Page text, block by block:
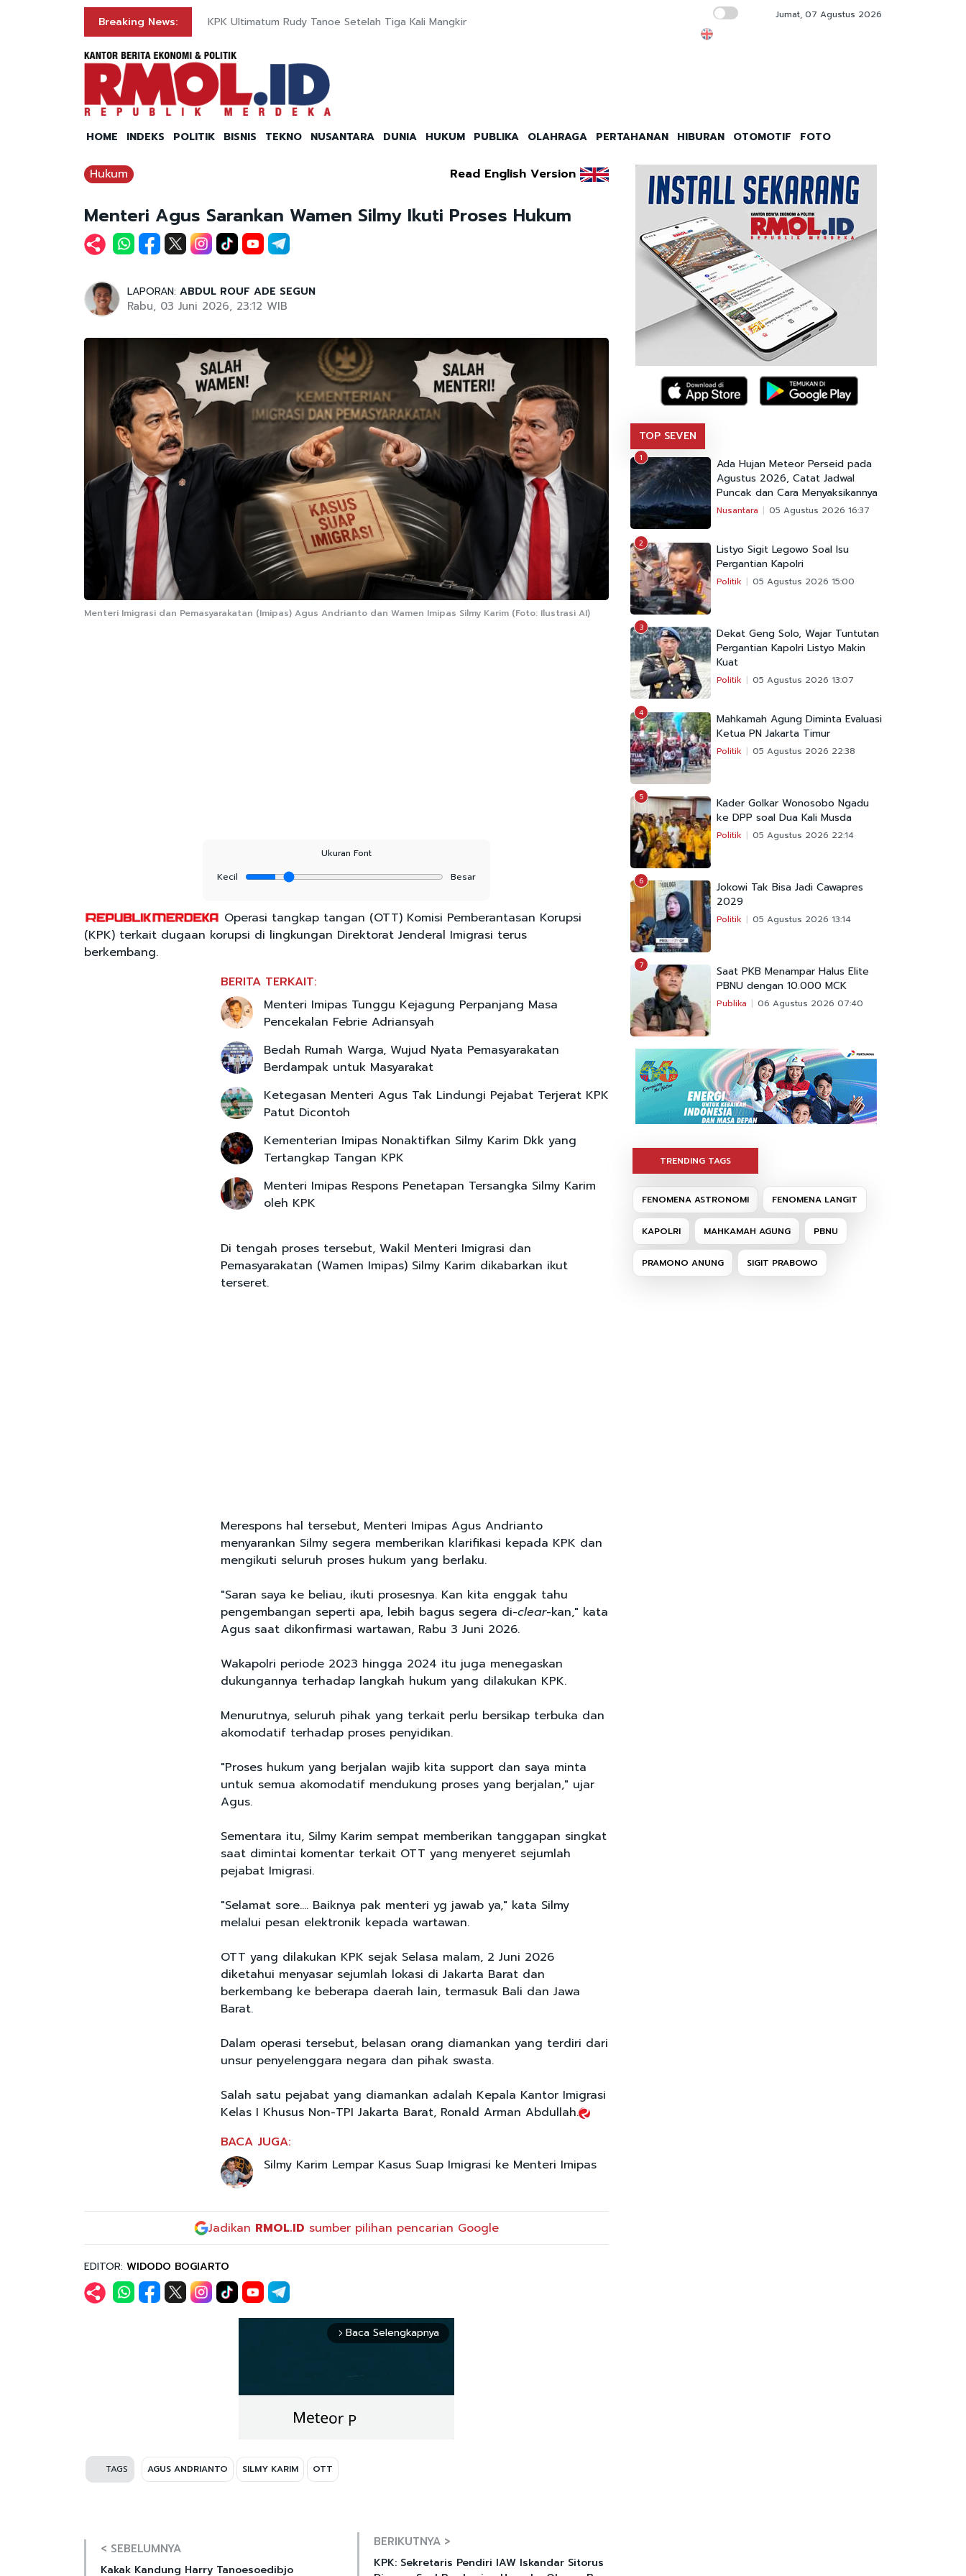
Breaking News: KPK Ultimatum Rudy Tanoe Setelah Tiga Kali Mangkir Panglima TNI Sambut Kedatangan Duta
Jumat, 07 Agustus 2026
HOME INDEKS POLITIK BISNIS TEKNO NUSANTARA DUNIA HUKUM PUBLIKA OLAHRAGA PERTAHANAN HIBURAN OTOMOTIF FOTO
Hukum Read English Version
Menteri Agus Sarankan Wamen Silmy Ikuti Proses Hukum
LAPORAN: ABDUL ROUF ADE SEGUN
Rabu, 03 Juni 2026, 23:12 WIB
Menteri Imigrasi dan Pemasyarakatan (Imipas) Agus Andrianto dan Wamen Imipas Silmy Karim (Foto: Ilustrasi AI)
Ukuran Font
Kecil
Besar
Operasi tangkap tangan (OTT) Komisi Pemberantasan Korupsi
(KPK) terkait dugaan korupsi di lingkungan Direktorat Jenderal Imigrasi terus
berkembang.
BERITA TERKAIT:
Menteri Imipas Tunggu Kejagung Perpanjang Masa
Pencekalan Febrie Adriansyah
Bedah Rumah Warga, Wujud Nyata Pemasyarakatan
Berdampak untuk Masyarakat
Ketegasan Menteri Agus Tak Lindungi Pejabat Terjerat KPK
Patut Dicontoh
Kementerian Imipas Nonaktifkan Silmy Karim Dkk yang
Tertangkap Tangan KPK
Menteri Imipas Respons Penetapan Tersangka Silmy Karim
oleh KPK
Di tengah proses tersebut, Wakil Menteri Imigrasi dan
Pemasyarakatan (Wamen Imipas) Silmy Karim dikabarkan ikut
terseret.
Merespons hal tersebut, Menteri Imipas Agus Andrianto
menyarankan Silmy segera memberikan klarifikasi kepada KPK dan
mengikuti seluruh proses hukum yang berlaku.
"Saran saya ke beliau, ikuti prosesnya. Kan kita enggak tahu
pengembangan seperti apa, lebih bagus segera di-clear-kan," kata
Agus saat dikonfirmasi wartawan, Rabu 3 Juni 2026.
Wakapolri periode 2023 hingga 2024 itu juga menegaskan
dukungannya terhadap langkah hukum yang dilakukan KPK.
Menurutnya, seluruh pihak yang terkait perlu bersikap terbuka dan
akomodatif terhadap proses penyidikan.
"Proses hukum yang berjalan wajib kita support dan saya minta
untuk semua akomodatif mendukung proses yang berjalan," ujar
Agus.
Sementara itu, Silmy Karim sempat memberikan tanggapan singkat
saat dimintai komentar terkait OTT yang menyeret sejumlah
pejabat Imigrasi.
"Selamat sore.... Baiknya pak menteri yg jawab ya," kata Silmy
melalui pesan elektronik kepada wartawan.
OTT yang dilakukan KPK sejak Selasa malam, 2 Juni 2026
diketahui menyasar sejumlah lokasi di Jakarta Barat dan
berkembang ke beberapa daerah lain, termasuk Bali dan Jawa
Barat.
Dalam operasi tersebut, belasan orang diamankan yang terdiri dari
unsur penyelenggara negara dan pihak swasta.
Salah satu pejabat yang diamankan adalah Kepala Kantor Imigrasi
Kelas I Khusus Non-TPI Jakarta Barat, Ronald Arman Abdullah.
BACA JUGA:
Silmy Karim Lempar Kasus Suap Imigrasi ke Menteri Imipas
Jadikan RMOL.ID sumber pilihan pencarian Google
EDITOR: WIDODO BOGIARTO
arrow_forward_ios Baca Selengkapnya
TAGS AGUS ANDRIANTO SILMY KARIM OTT
< SEBELUMNYA
Kakak Kandung Harry Tanoesoedibjo
BERIKUTNYA >
KPK: Sekretaris Pendiri IAW Iskandar Sitorus
TOP SEVEN
1
Ada Hujan Meteor Perseid pada
Agustus 2026, Catat Jadwal
Puncak dan Cara Menyaksikannya
Nusantara 05 Agustus 2026 16:37
2
Listyo Sigit Legowo Soal Isu
Pergantian Kapolri
Politik 05 Agustus 2026 15:00
3
Dekat Geng Solo, Wajar Tuntutan
Pergantian Kapolri Listyo Makin
Kuat
Politik 05 Agustus 2026 13:07
4
Mahkamah Agung Diminta Evaluasi
Ketua PN Jakarta Timur
Politik 05 Agustus 2026 22:38
5
Kader Golkar Wonosobo Ngadu
ke DPP soal Dua Kali Musda
Politik 05 Agustus 2026 22:14
6
Jokowi Tak Bisa Jadi Cawapres
2029
Politik 05 Agustus 2026 13:14
7
Saat PKB Menampar Halus Elite
PBNU dengan 10.000 MCK
Publika 06 Agustus 2026 07:40
TRENDING TAGS
FENOMENA ASTRONOMI FENOMENA LANGIT
KAPOLRI MAHKAMAH AGUNG PBNU
PRAMONO ANUNG SIGIT PRABOWO